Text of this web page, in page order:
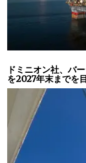
ドミニオン社、バ
を2027年末までを